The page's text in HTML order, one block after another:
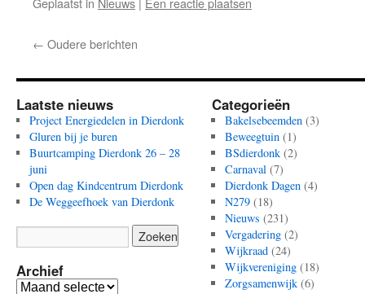
← Oudere berichten
Laatste nieuws
Project Energiedelen in Dierdonk
Gluren bij je buren
Buurtcamping Dierdonk 26 – 28
juni
Open dag Kindcentrum Dierdonk
De Weggeefhoek van Dierdonk
Archief
Archief
Categorieën
Bakelsebeemden(3)
Beweegtuin(1)
BSdierdonk(2)
Carnaval(7)
Dierdonk Dagen(4)
N279(18)
Nieuws (231)
Vergadering(2)
Wijkraad(24)
Wijkvereniging(18)
Zorgsamenwijk(6)